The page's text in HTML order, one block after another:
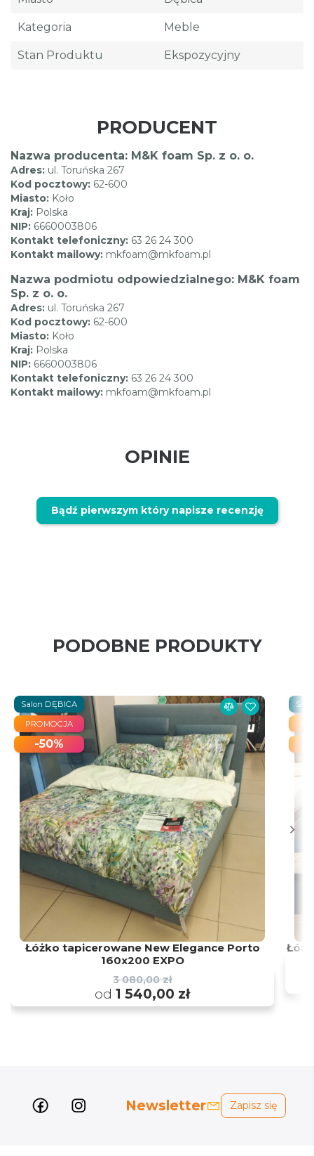
Kategoria Meble
Stan Produktu Ekspozycyjny
PRODUCENT
Nazwa producenta: M&K foam Sp. z o. o.
Adres: ul. Toruńska 267
Kod pocztowy: 62-600
Miasto: Koło
Kraj: Polska
NIP: 6660003806
Kontakt telefoniczny: 63 26 24 300
Kontakt mailowy: mkfoam@mkfoam.pl
Nazwa podmiotu odpowiedzialnego: M&K foam
Sp. z o. o.
Adres: ul. Toruńska 267
Kod pocztowy: 62-600
Miasto: Koło
Kraj: Polska
NIP: 6660003806
Kontakt telefoniczny: 63 26 24 300
Kontakt mailowy: mkfoam@mkfoam.pl
OPINIE
Bądź pierwszym który napisze recenzję
PODOBNE PRODUKTY
Łóżko tapicerowane New Elegance Porto
160x200 EXPO
3 080,00 zł
od 1 540,00 zł
PROMOCJA
-50%
Salon DĘBICA
Newsletter Zapisz się